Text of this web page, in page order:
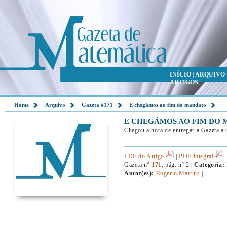
INÍCIO ARQUIVO
ARTIGOS
Home Arquivo Gazeta #171 E chegámos ao fim do mandato
E CHEGÁMOS AO FIM DO
Chegou a hora de entregar a Gazeta a
PDF do Artigo |PDF integral
Gazeta nº 171, pág. nº 2 |Categoria:
Autor(es): Rogério Martins